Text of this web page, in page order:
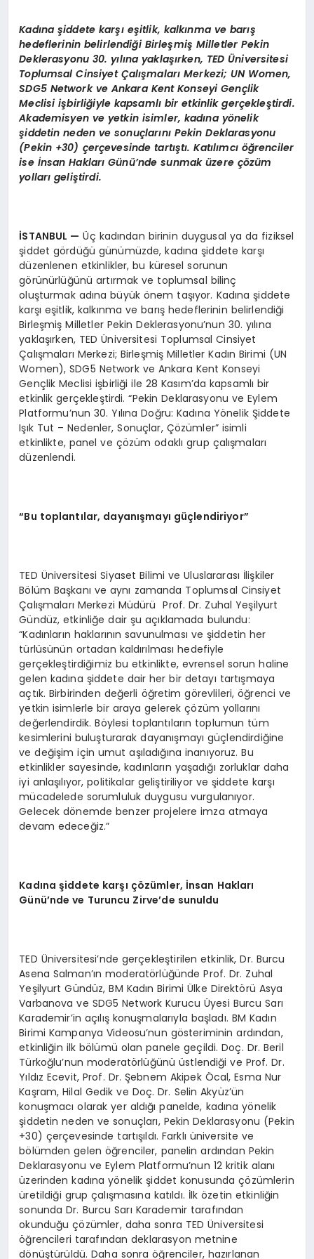
Kadına şiddete karşı eşitlik, kalkınma ve barış
hedeflerinin belirlendiği Birleşmiş Milletler Pekin
Deklerasyonu 30. yılına yaklaşırken, TED Üniversitesi
Toplumsal Cinsiyet Çalışmaları Merkezi; UN Women,
SDG5 Network ve Ankara Kent Konseyi Gençlik
Meclisi işbirliğiyle kapsamlı bir etkinlik gerçekleştirdi.
Akademisyen ve yetkin isimler, kadına yönelik
şiddetin neden ve sonuçlarını Pekin Deklarasyonu
(Pekin +30) çerçevesinde tartıştı. Katılımcı öğrenciler
ise İnsan Hakları Günü’nde sunmak üzere çözüm
yolları geliştirdi.
İSTANBUL — Üç kadından birinin duygusal ya da fiziksel
şiddet gördüğü günümüzde, kadına şiddete karşı
düzenlenen etkinlikler, bu küresel sorunun
görünürlüğünü artırmak ve toplumsal bilinç
oluşturmak adına büyük önem taşıyor. Kadına şiddete
karşı eşitlik, kalkınma ve barış hedeflerinin belirlendiği
Birleşmiş Milletler Pekin Deklerasyonu’nun 30. yılına
yaklaşırken, TED Üniversitesi Toplumsal Cinsiyet
Çalışmaları Merkezi; Birleşmiş Milletler Kadın Birimi (UN
Women), SDG5 Network ve Ankara Kent Konseyi
Gençlik Meclisi işbirliği ile 28 Kasım’da kapsamlı bir
etkinlik gerçekleştirdi. “Pekin Deklarasyonu ve Eylem
Platformu’nun 30. Yılına Doğru: Kadına Yönelik Şiddete
Işık Tut – Nedenler, Sonuçlar, Çözümler” isimli
etkinlikte, panel ve çözüm odaklı grup çalışmaları
düzenlendi.
“Bu toplantılar, dayanışmayı güçlendiriyor”
TED Üniversitesi Siyaset Bilimi ve Uluslararası İlişkiler
Bölüm Başkanı ve aynı zamanda Toplumsal Cinsiyet
Çalışmaları Merkezi Müdürü Prof. Dr. Zuhal Yeşilyurt
Gündüz, etkinliğe dair şu açıklamada bulundu:
“Kadınların haklarının savunulması ve şiddetin her
türlüsünün ortadan kaldırılması hedefiyle
gerçekleştirdiğimiz bu etkinlikte, evrensel sorun haline
gelen kadına şiddete dair her bir detayı tartışmaya
açtık. Birbirinden değerli öğretim görevlileri, öğrenci ve
yetkin isimlerle bir araya gelerek çözüm yollarını
değerlendirdik. Böylesi toplantıların toplumun tüm
kesimlerini buluşturarak dayanışmayı güçlendirdiğine
ve değişim için umut aşıladığına inanıyoruz. Bu
etkinlikler sayesinde, kadınların yaşadığı zorluklar daha
iyi anlaşılıyor, politikalar geliştiriliyor ve şiddete karşı
mücadelede sorumluluk duygusu vurgulanıyor.
Gelecek dönemde benzer projelere imza atmaya
devam edeceğiz.”
Kadına şiddete karşı çözümler, İnsan Hakları
Günü’nde ve Turuncu Zirve’de sunuldu
TED Üniversitesi’nde gerçekleştirilen etkinlik, Dr. Burcu
Asena Salman’ın moderatörlüğünde Prof. Dr. Zuhal
Yeşilyurt Gündüz, BM Kadın Birimi Ülke Direktörü Asya
Varbanova ve SDG5 Network Kurucu Üyesi Burcu Sarı
Karademir’in açılış konuşmalarıyla başladı. BM Kadın
Birimi Kampanya Videosu’nun gösteriminin ardından,
etkinliğin ilk bölümü olan panele geçildi. Doç. Dr. Beril
Türkoğlu’nun moderatörlüğünü üstlendiği ve Prof. Dr.
Yıldız Ecevit, Prof. Dr. Şebnem Akipek Öcal, Esma Nur
Kaşram, Hilal Gedik ve Doç. Dr. Selin Akyüz’ün
konuşmacı olarak yer aldığı panelde, kadına yönelik
şiddetin neden ve sonuçları, Pekin Deklarasyonu (Pekin
+30) çerçevesinde tartışıldı. Farklı üniversite ve
bölümden gelen öğrenciler, panelin ardından Pekin
Deklarasyonu ve Eylem Platformu’nun 12 kritik alanı
üzerinden kadına yönelik şiddet konusunda çözümlerin
üretildiği grup çalışmasına katıldı. İlk özetin etkinliğin
sonunda Dr. Burcu Sarı Karademir tarafından
okunduğu çözümler, daha sonra TED Üniversitesi
öğrencileri tarafından deklarasyon metnine
dönüştürüldü. Daha sonra öğrenciler, hazırlanan